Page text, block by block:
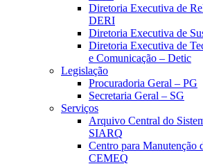
Diretoria Executiva de
DERI
Diretoria Executiva de
Diretoria Executiva de
e Comunicação – Detic
Legislação
Procuradoria Geral – PG
Secretaria Geral – SG
Serviços
Arquivo Central do
SIARQ
Centro para Manutenção
CEMEQ